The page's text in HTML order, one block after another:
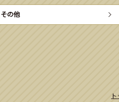
その他